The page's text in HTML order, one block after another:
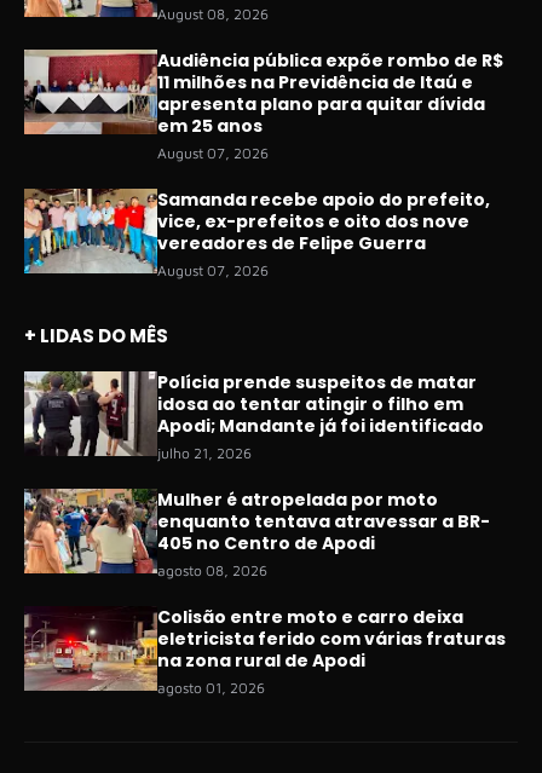
August 08, 2026
Audiência pública expõe rombo de R$
11 milhões na Previdência de Itaú e
apresenta plano para quitar dívida
em 25 anos
August 07, 2026
Samanda recebe apoio do prefeito,
vice, ex-prefeitos e oito dos nove
vereadores de Felipe Guerra
August 07, 2026
+ LIDAS DO MÊS
Polícia prende suspeitos de matar
idosa ao tentar atingir o filho em
Apodi; Mandante já foi identificado
julho 21, 2026
Mulher é atropelada por moto
enquanto tentava atravessar a BR-
405 no Centro de Apodi
agosto 08, 2026
Colisão entre moto e carro deixa
eletricista ferido com várias fraturas
na zona rural de Apodi
agosto 01, 2026